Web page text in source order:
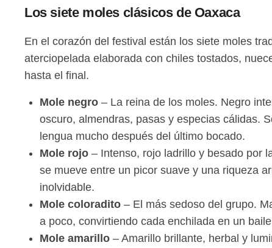
Los siete moles clásicos de Oaxaca
En el corazón del festival están los siete moles
aterciopelada elaborada con chiles tostados,
hasta el final.
Mole negro – La reina de los moles. Negro
oscuro, almendras, pasas y especias cálidas.
lengua mucho después del último bocado.
Mole rojo – Intenso, rojo ladrillo y besado por
se mueve entre un picor suave y una riqueza
inolvidable.
Mole coloradito – El más sedoso del grupo.
a poco, convirtiendo cada enchilada en un
Mole amarillo – Amarillo brillante, herbal y